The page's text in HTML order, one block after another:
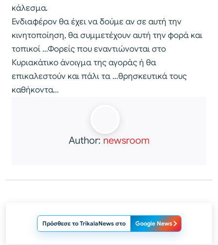
κάλεσμα.
Ενδιαφέρον θα έχει να δούμε αν σε αυτή την
κινητοποίηση, θα συμμετέχουν αυτή την φορά και
τοπικοί …Φορείς που εναντιώνονται στο
Κυριακάτικο άνοιγμα της αγοράς ή θα
επικαλεστούν και πάλι τα …θρησκευτικά τους
καθήκοντα…
Author: newsroom
Πρόσθεσε το TrikalaNews στο Google News